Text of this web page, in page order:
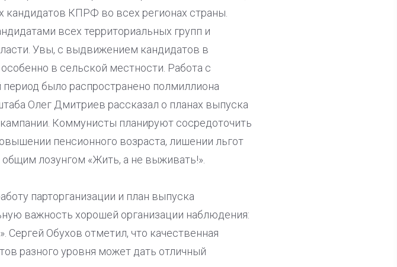
кандидатов КПРФ во всех регионах страны.
всех территориальных групп и
Увы, с выдвижением кандидатов в
в сельской местности. Работа с
было распространено полмиллиона
Олег Дмитриев рассказал о планах выпуска
Коммунисты планируют сосредоточить
пенсионного возраста, лишении льгот
лозунгом «Жить, а не выживать!».
парторганизации и план выпуска
важность хорошей организации наблюдения:
Сергей Обухов отметил, что качественная
разного уровня может дать отличный